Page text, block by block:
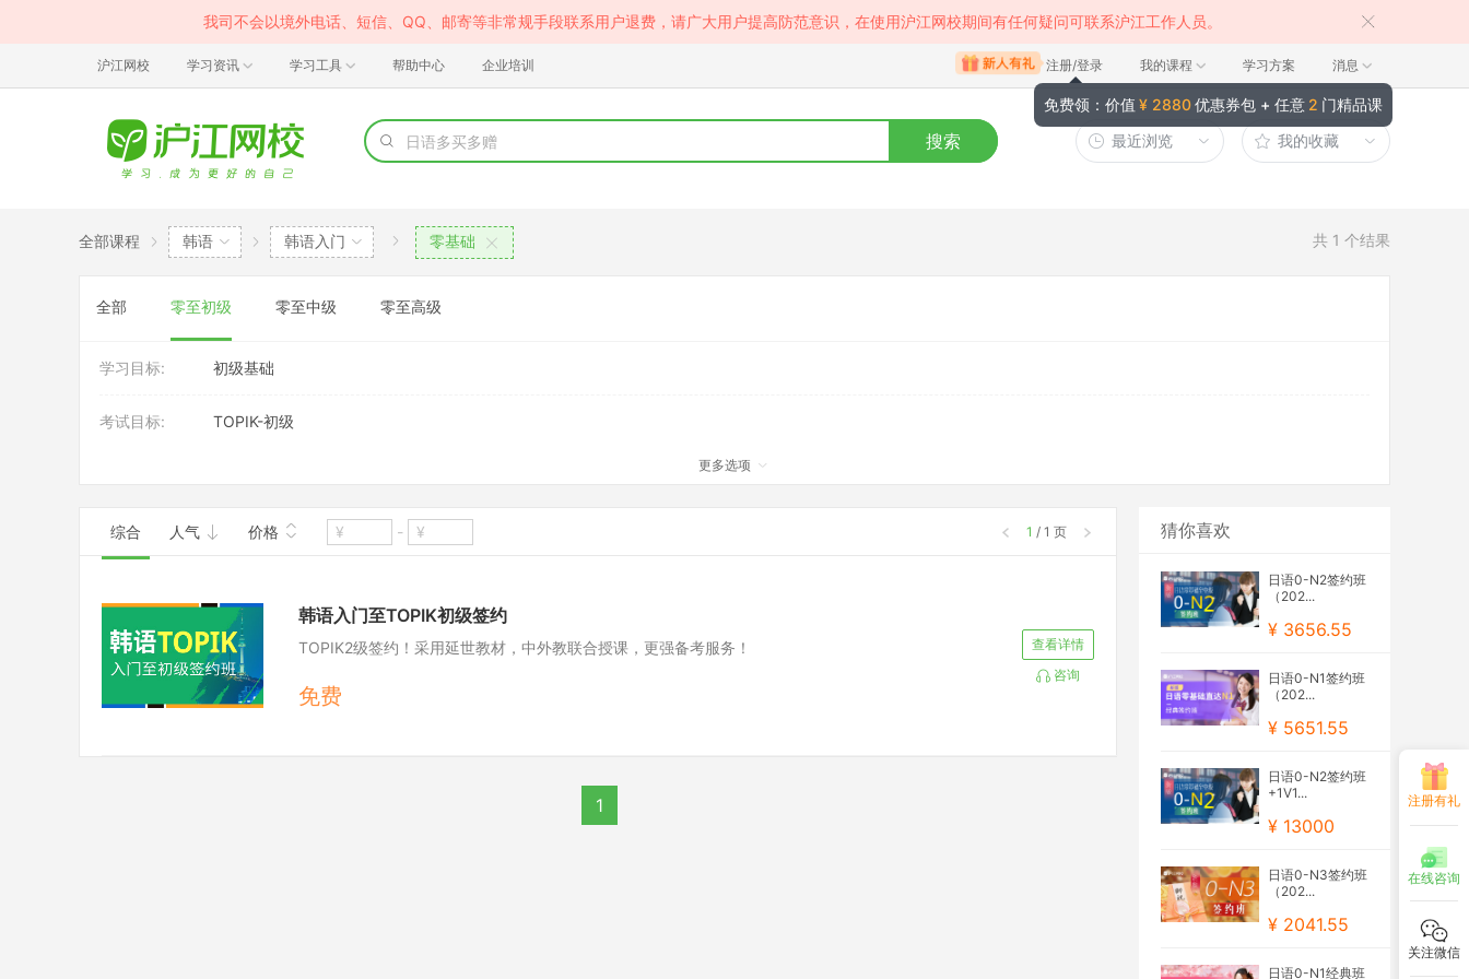
我司不会以境外电话、短信、QQ、邮寄等非常规手段联系用户退费，请广大用户提高防范意识，在使用沪江网校期间有任何疑问可联系沪江工作人员。
沪江网校 学习资讯 学习工具 帮助中心 企业培训 注册/登录
免费领：价值 ¥ 2880优惠券包 + 任意 2 门精品课
我的课程 学习方案 消息
搜索 最近浏览 我的收藏
全部课程 韩语 韩语入门 零基础 共 1 个结果
全部 零至初级 零至中级 零至高级
学习目标: 初级基础
考试目标: TOPIK-初级
使用教材: 延世韩国语
更多选项
综合 人气 价格 - 1 / 1 页
韩语入门至TOPIK初级签约
TOPIK2级签约！采用延世教材，中外教联合授课，更强备考服务！
免费
查看详情
咨询
1
猜你喜欢
日语0-N2签约班
（202...
¥ 3656.55
日语0-N1签约班
（202...
¥ 5651.55
日语0-N2签约班
+1V1...
¥ 13000
日语0-N3签约班
（202...
¥ 2041.55
日语0-N1经典班
注册有礼
在线咨询
关注微信